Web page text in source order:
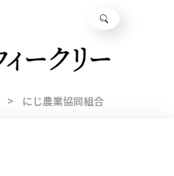
にじ農業協同組合